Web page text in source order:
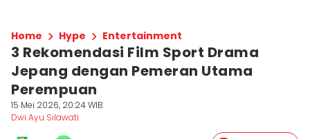
Home Hype Entertainment
3 Rekomendasi Film Sport Drama
Jepang dengan Pemeran Utama
Perempuan
15 Mei 2026, 20:24 WIB
Dwi Ayu Silawati